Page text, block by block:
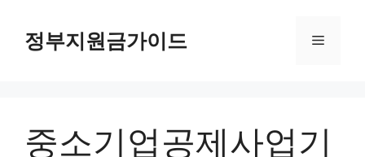
정부지원금가이드 메
중소기업공제사업기